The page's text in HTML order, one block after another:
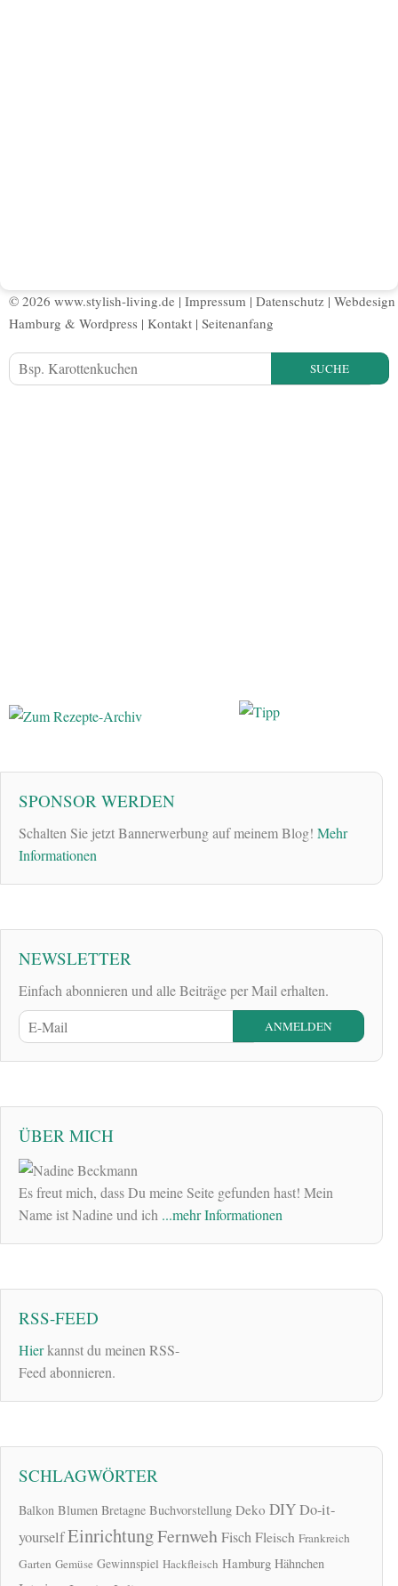
© 2026 www.stylish-living.de | Impressum | Datenschutz | Webdesign
Hamburg & Wordpress | Kontakt | Seitenanfang
SUCHE
SPONSOR WERDEN
Schalten Sie jetzt Bannerwerbung auf meinem Blog! Mehr
Informationen
NEWSLETTER
Einfach abonnieren und alle Beiträge per Mail erhalten.
ÜBER MICH
Es freut mich, dass Du meine Seite gefunden hast! Mein
Name ist Nadine und ich ...mehr Informationen
RSS-FEED
Hierkannst du meinen RSS-
Feed abonnieren.
SCHLAGWÖRTER
Balkon Blumen Bretagne Buchvorstellung Deko DIYDo-it-
yourselfEinrichtungFernwehFischFleisch Frankreich
Garten Gemüse Gewinnspiel Hackfleisch Hamburg Hähnchen